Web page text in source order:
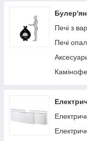
Печі з
Печі